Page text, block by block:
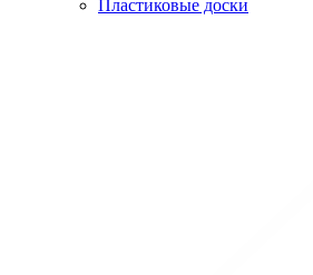
Пластиковые доски